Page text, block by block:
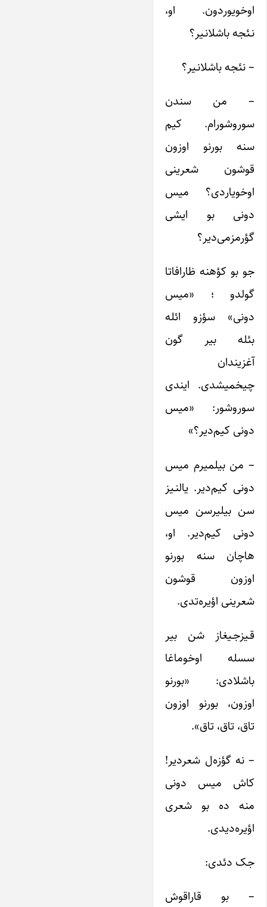
اوخویوردون. او،
نـئجه باشلانـیر؟
– نئجه باشلانـیر؟
– من سندن
سوروشورام. کیم
سنه بورنو اوزون
قوشون شعرینی
اوخویاردی؟ میس
دونی بو ایشی
گؤرمزمی‌دیر؟
جو بو کؤهنه ظارافاتا
گولدو ؛ «میس
دونی» سؤزو ائله
بئله بیر گون
آغزیندان
چیخمیشدی. ایندی
سوروشور: «میس
دونی کیم‌دیر؟»
– من بیلمیرم میس
دونی کیم‌دیر. یالنـیز
سن بیلیرسن میس
دونی کیم‌دیر. او،
هاچان سنه بورنو
اوزون قوشون
شعرینی اؤیره‌تدی.
قـیزجـیغاز شن بیر
سسله اوخوماغا
باشلادی: «بورنو
اوزون، بورنو اوزون
تاق، تاق، تاق».
– نه گؤزه‌ل شعردیر!
کاش میس دونی
منه ده بو شعری
اؤیره‌دیدی.
جک دئدی:
– بو قاراقوش